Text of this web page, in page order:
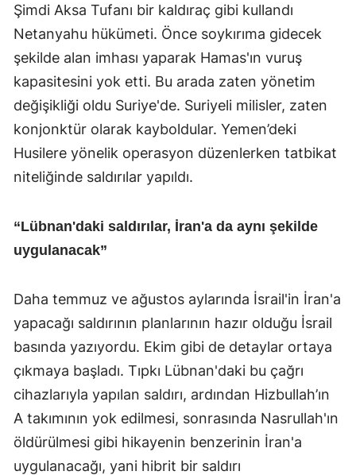
Şimdi Aksa Tufanı bir kaldıraç gibi kullandı
Netanyahu hükümeti. Önce soykırıma gidecek
şekilde alan imhası yaparak Hamas'ın vuruş
kapasitesini yok etti. Bu arada zaten yönetim
değişikliği oldu Suriye'de. Suriyeli milisler, zaten
konjonktür olarak kayboldular. Yemen’deki
Husilere yönelik operasyon düzenlerken tatbikat
niteliğinde saldırılar yapıldı.
“Lübnan'daki saldırılar, İran'a da aynı şekilde
uygulanacak”
Daha temmuz ve ağustos aylarında İsrail'in İran'a
yapacağı saldırının planlarının hazır olduğu İsrail
basında yazıyordu. Ekim gibi de detaylar ortaya
çıkmaya başladı. Tıpkı Lübnan'daki bu çağrı
cihazlarıyla yapılan saldırı, ardından Hizbullah’ın
A takımının yok edilmesi, sonrasında Nasrullah'ın
öldürülmesi gibi hikayenin benzerinin İran'a
uygulanacağı, yani hibrit bir saldırı